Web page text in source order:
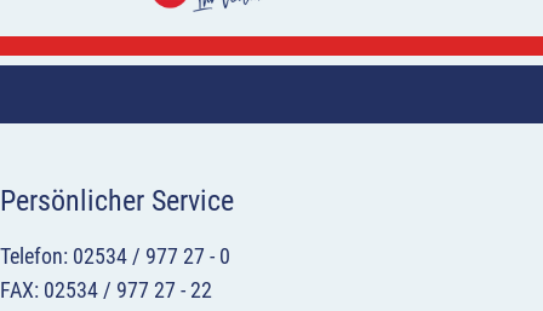
Persönlicher Service
Telefon: 02534 / 977 27 - 0
FAX: 02534 / 977 27 - 22